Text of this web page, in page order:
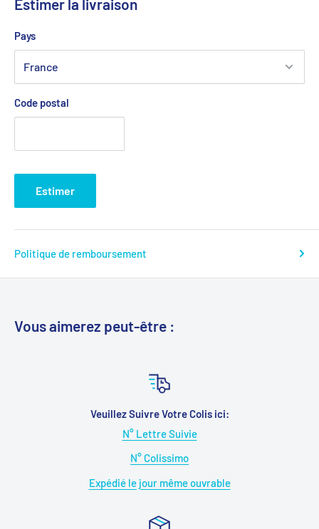
Estimer la livraison
Pays
Code postal
Estimer
Politique de remboursement
Vous aimerez peut-être :
Veuillez Suivre Votre Colis ici:
N° Lettre Suivie
N° Colissimo
Expédié le jour même ouvrable